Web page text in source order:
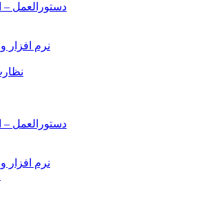
دستورالعمل –
نرم افزار
دستورالعمل –
نرم افزار